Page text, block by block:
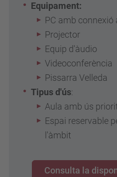
Equipament:
PC amb connexió
Projector
Equip d'àudio
Videoconferència
Pissarra Velleda
Tipus d'ús:
Aula amb ús
Espai reservable
l'àmbit
Consulta la